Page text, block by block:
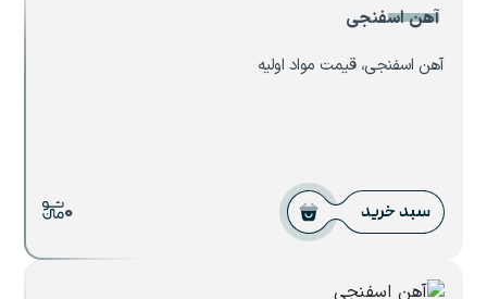
آهن اسفنجی
آهن اسفنجی، قیمت مواد اولیه
سبد خرید 0